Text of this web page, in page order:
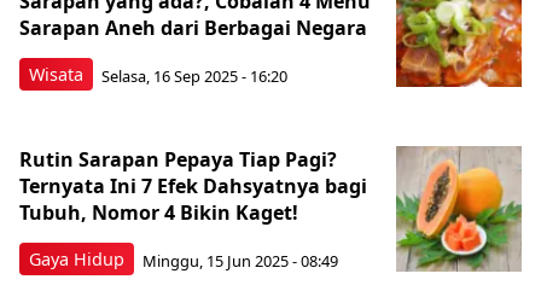
Wisata
Sarapan Aneh dari Berbagai Negara
Selasa, 16 Sep 2025 - 16:20
Gaya Hidup
Rutin Sarapan Pepaya Tiap Pagi?
Ternyata Ini 7 Efek Dahsyatnya bagi
Tubuh, Nomor 4 Bikin Kaget!
Minggu, 15 Jun 2025 - 08:49